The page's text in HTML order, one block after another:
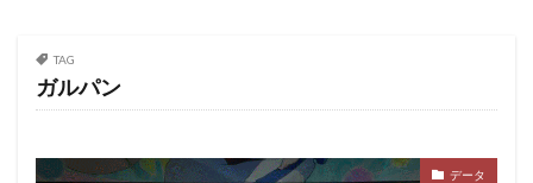
TAG
ガルパン
データ
共通ベル
収支
大型連休 大晦日 子役
実践